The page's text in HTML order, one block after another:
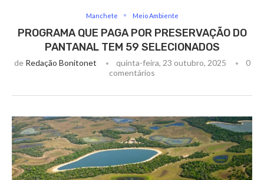
Manchete Meio Ambiente
PROGRAMA QUE PAGA POR PRESERVAÇÃO DO
PANTANAL TEM 59 SELECIONADOS
de Redação Bonitonet quinta-feira, 23 outubro, 2025
0
comentários